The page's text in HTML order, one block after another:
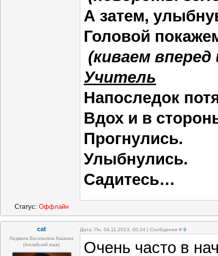
А затем,
Головой
(киваем вперед
Учитель
Напоследок
Вдох и в
Прогнулись.
Улыбнулись.
Садитесь…
Статус: Оффлайн
cat Дата: Пн, 04.11.2013, 00:24 | Сообщение # 9
Людмила Васильевна Кашкова
(Английский язык)
Очень часто в